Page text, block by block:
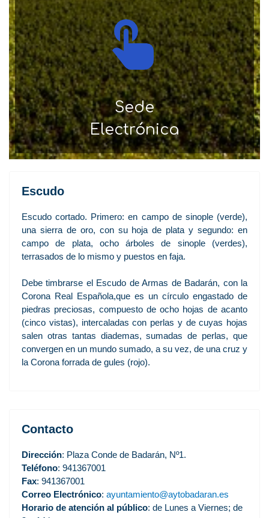
Sede
Electrónica
Escudo
Escudo cortado. Primero: en campo de sinople (verde),
una sierra de oro, con su hoja de plata y segundo: en
campo de plata, ocho árboles de sinople (verdes),
terrasados de lo mismo y puestos en faja.
Debe timbrarse el Escudo de Armas de Badarán, con la
Corona Real Española,que es un círculo engastado de
piedras preciosas, compuesto de ocho hojas de acanto
(cinco vistas), intercaladas con perlas y de cuyas hojas
salen otras tantas diademas, sumadas de perlas, que
convergen en un mundo sumado, a su vez, de una cruz y
la Corona forrada de gules (rojo).
Contacto
Dirección: Plaza Conde de Badarán, Nº1.
Teléfono: 941367001
Fax: 941367001
Correo Electrónico: ayuntamiento@aytobadaran.es
Horario de atención al público: de Lunes a Viernes; de